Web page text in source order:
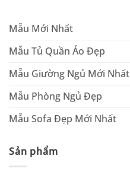
Mẫu Mới Nhất
Mẫu Tủ Quần Áo Đẹp
Mẫu Giường Ngủ Mới Nhất
Mẫu Phòng Ngủ Đẹp
Mẫu Sofa Đẹp Mới Nhất
Sản phẩm